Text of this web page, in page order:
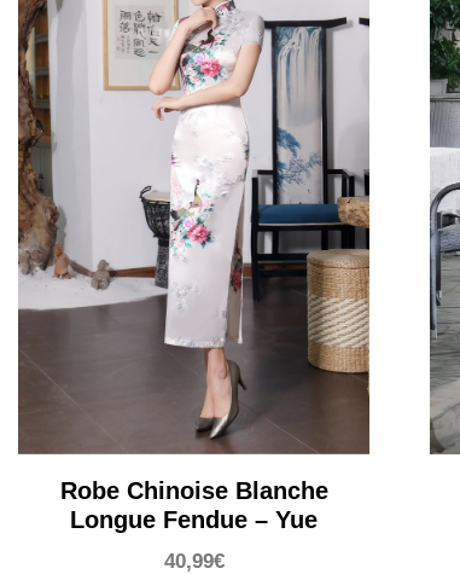
Robe Chinoise Blanche
Longue Fendue – Yue
40,99€